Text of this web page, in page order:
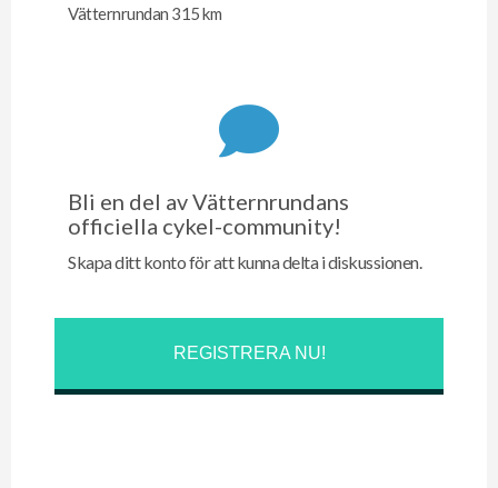
Vätternrundan 315 km
Bli en del av Vätternrundans
officiella cykel-community!
Skapa ditt konto för att kunna delta i diskussionen.
REGISTRERA NU!